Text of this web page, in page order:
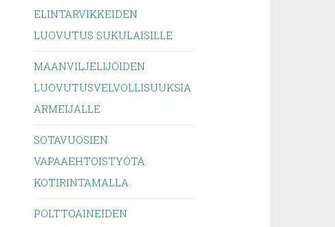
ELINTARVIKKEIDEN
LUOVUTUS SUKULAISILLE
MAANVILJELIJÖIDEN
LUOVUTUSVELVOLLISUUKSIA
ARMEIJALLE
SOTAVUOSIEN
VAPAAEHTOISTYÖTÄ
KOTIRINTAMALLA
POLTTOAINEIDEN